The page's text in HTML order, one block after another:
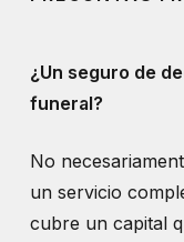
¿Un seguro de
funeral?
No
un servicio
cubre un capital